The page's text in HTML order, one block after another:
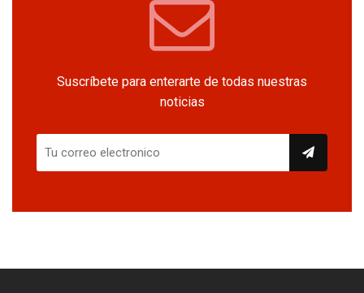
Suscríbete para enterarte de todas nuestras
noticias